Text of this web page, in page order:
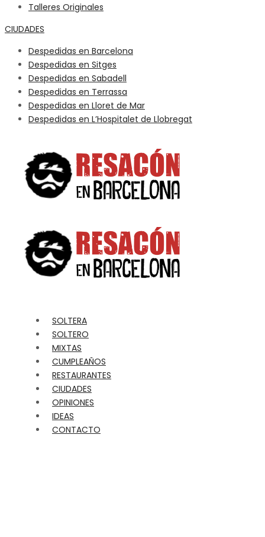
Talleres Originales
CIUDADES
Despedidas en Barcelona
Despedidas en Sitges
Despedidas en Sabadell
Despedidas en Terrassa
Despedidas en Lloret de Mar
Despedidas en L’Hospitalet de Llobregat
SOLTERA
SOLTERO
MIXTAS
CUMPLEAÑOS
RESTAURANTES
CIUDADES
OPINIONES
IDEAS
CONTACTO